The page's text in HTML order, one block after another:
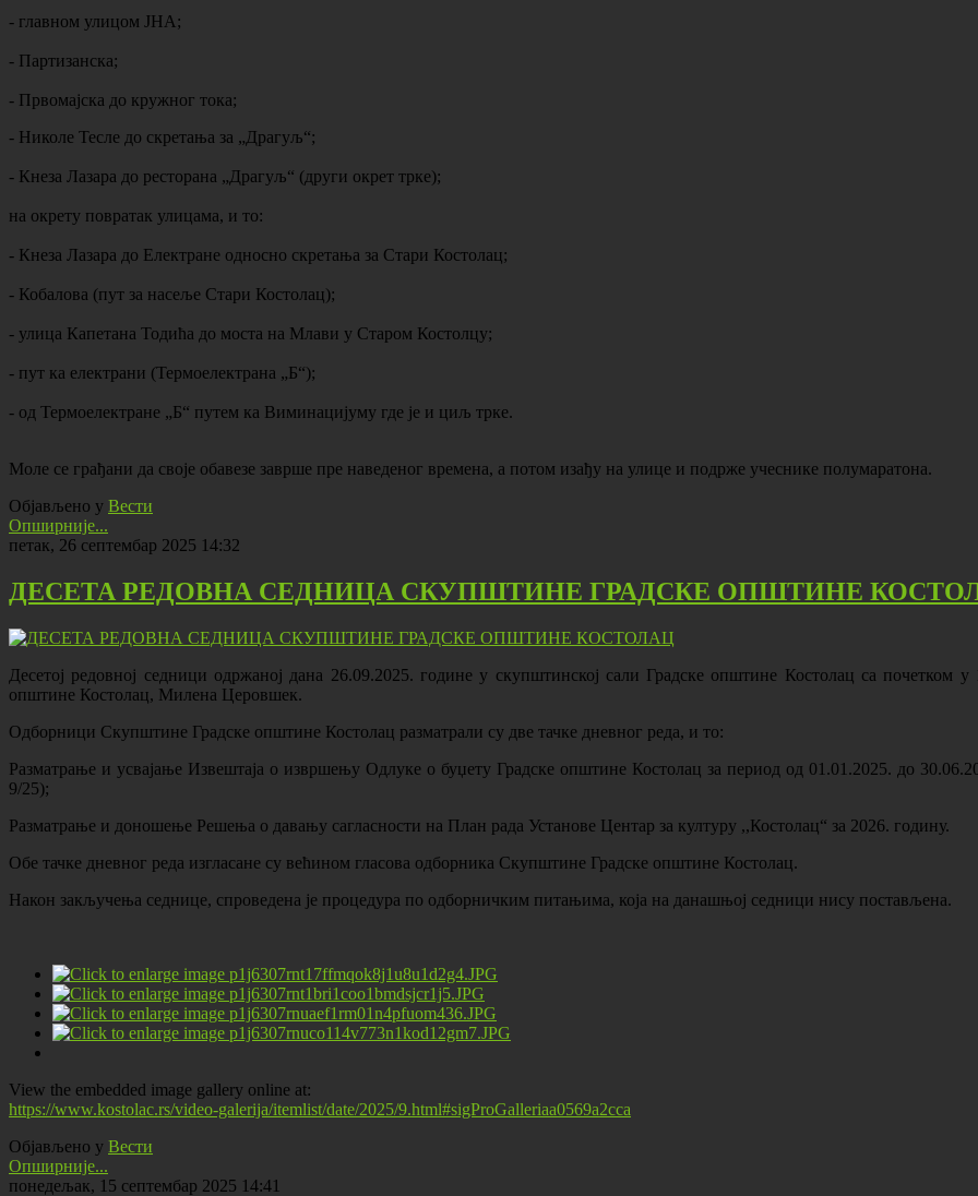
- главном улицом ЈНА;
- Партизанска;
- Првомајска до кружног тока;
- Николе Тесле до скретања за „Драгуљ“;
- Кнеза Лазара до ресторана „Драгуљ“ (други окрет трке);
на окрету повратак улицама, и то:
- Кнеза Лазара до Електране односно скретања за Стари Костолац;
- Кобалова (пут за насеље Стари Костолац);
- улица Капетана Тодића до моста на Млави у Старом Костолцу;
- пут ка електрани (Термоелектрана „Б“);
- од Термоелектране „Б“ путем ка Виминацијуму где је и циљ трке.
Моле се грађани да своје обавезе заврше пре наведеног времена, а потом изађу на улице и подрже учеснике полумаратона.
Објављено у Вести
Опширније...
петак, 26 септембар 2025 14:32
ДЕСЕТА РЕДОВНА СЕДНИЦА СКУПШТИНЕ ГРАДСКЕ ОПШТИНЕ
Десетој редовној седници одржаној дана 26.09.2025. године у скупштинској сали Градске општине Костолац са почетком
општине Костолац, Милена Церовшек.
Одборници Скупштине Градске општине Костолац разматрали су две тачке дневног реда, и то:
Разматрање и усвајање Извештаја о извршењу Одлуке о буџету Градске општине Костолац за период од 01.01.2025. до
9/25);
Разматрање и доношење Решења о давању сагласности на План рада Установе Центар за културу ,,Костолац“ за 2026. годину.
Обе тачке дневног реда изгласане су већином гласова одборника Скупштине Градске општине Костолац.
Након закључења седнице, спроведена је процедура по одборничким питањима, која на данашњој седници нису постављена.
View the embedded image gallery online at:
https://www.kostolac.rs/video-galerija/itemlist/date/2025/9.html#sigProGalleriaa0569a2cca
Објављено у Вести
Опширније...
понедељак, 15 септембар 2025 14:41